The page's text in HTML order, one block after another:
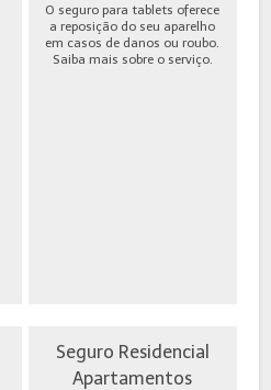
O seguro para tablets oferece
a reposição do seu aparelho
em casos de danos ou roubo.
Saiba mais sobre o serviço.
Seguro Residencial
Apartamentos